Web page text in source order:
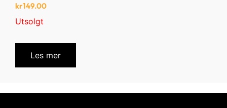
kr149.00
Utsolgt
Les mer